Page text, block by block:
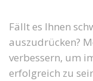
Fällt es Ihnen
auszudrücken?
verbessern, um
erfolgreich zu